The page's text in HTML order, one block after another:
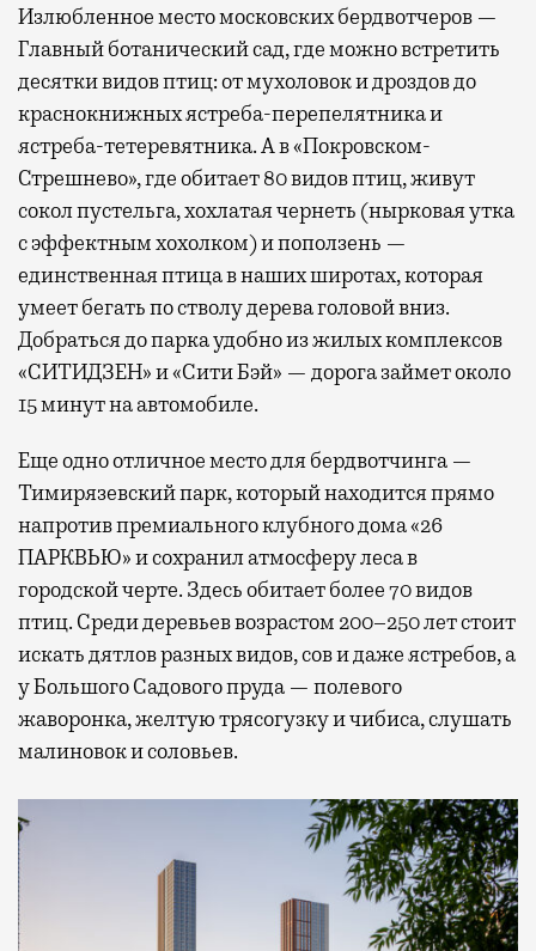
Излюбленное место московских бердвотчеров —
Главный ботанический сад, где можно встретить
десятки видов птиц: от мухоловок и дроздов до
краснокнижных ястреба-перепелятника и
ястреба-тетеревятника. А в «Покровском-
Стрешнево», где обитает 80 видов птиц, живут
сокол пустельга, хохлатая чернеть (нырковая утка
с эффектным хохолком) и поползень —
единственная птица в наших широтах, которая
умеет бегать по стволу дерева головой вниз.
Добраться до парка удобно из жилых комплексов
«СИТИДЗЕН» и «Сити Бэй» — дорога займет около
15 минут на автомобиле.
Еще одно отличное место для бердвотчинга —
Тимирязевский парк, который находится прямо
напротив премиального клубного дома «26
ПАРКВЬЮ» и сохранил атмосферу леса в
городской черте. Здесь обитает более 70 видов
птиц. Среди деревьев возрастом 200–250 лет стоит
искать дятлов разных видов, сов и даже ястребов, а
у Большого Садового пруда — полевого
жаворонка, желтую трясогузку и чибиса, слушать
малиновок и соловьев.